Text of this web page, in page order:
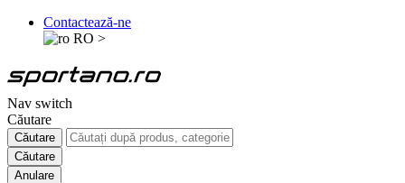
Contactează-ne
RO >
Nav switch
Căutare
Căutare
Căutare
Anulare